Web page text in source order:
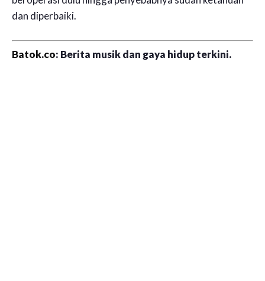
dan diperbaiki.
Batok.co: Berita musik dan gaya hidup terkini.